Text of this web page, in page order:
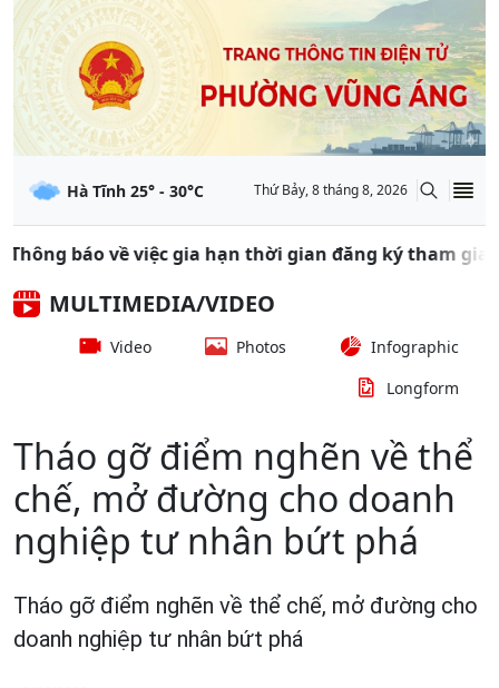
Hà Tĩnh 25° - 30°C Thứ Bảy, 8 tháng 8, 2026
việc gia hạn thời gian đăng ký tham gia các Lớp bồi
MULTIMEDIA/VIDEO
Video Photos
Infographic
Longform
Tháo gỡ điểm nghẽn về thể
chế, mở đường cho doanh
nghiệp tư nhân bứt phá
Tháo gỡ điểm nghẽn về thể chế, mở đường cho
doanh nghiệp tư nhân bứt phá